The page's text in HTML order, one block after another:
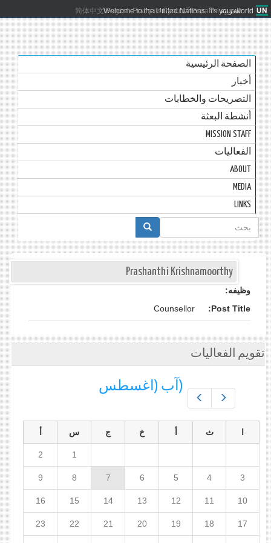
Welcome to the United Nations. It's your world.
العربية 简体中文 English Français Русский Español
الصفحة الرئيسية
أخبار
التصريحات والخطابات
أنشطة البعثة
MISSION STAFF
الفعاليات
ABOUT
MEDIA
LINKS
استمارة
البحث
Prashanthi Krishnamoorthy
وظيفه:
Post Title:
Counsellor
تقويم الفعاليات
(آب (اغسطس
ث خ ج س
1
2
3
4
5
6
7
8
9
10
11
12
13
14
15
16
17
18
19
20
21
22
23